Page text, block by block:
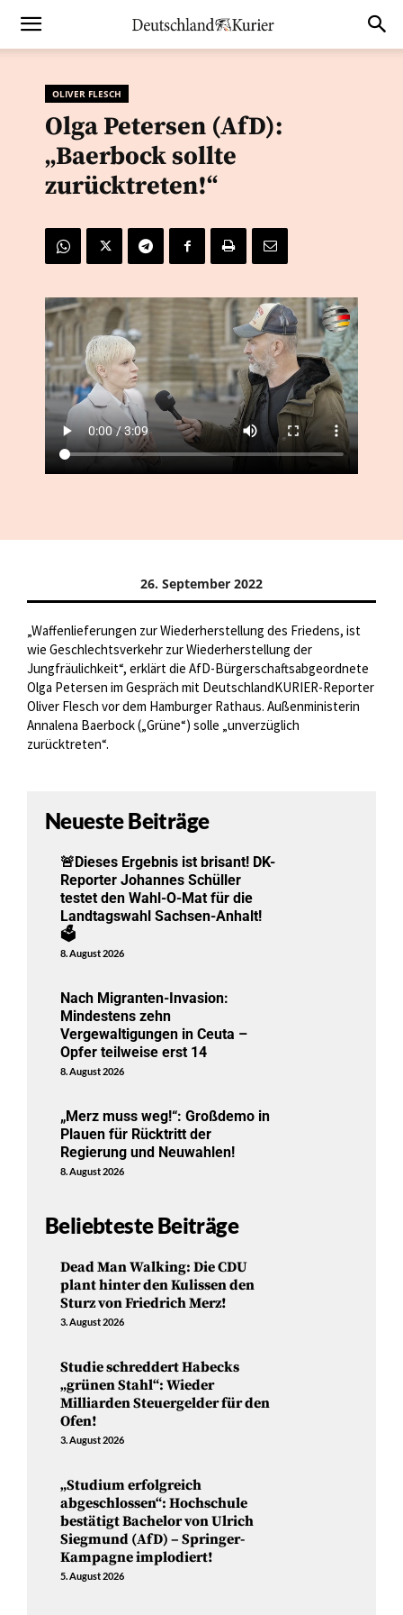
OLIVER FLESCH
Olga Petersen (AfD):
„Baerbock sollte
zurücktreten!“
26. September 2022
„Waffenlieferungen zur Wiederherstellung des Friedens, ist
wie Geschlechtsverkehr zur Wiederherstellung der
Jungfräulichkeit“, erklärt die AfD-Bürgerschaftsabgeordnete
Olga Petersen im Gespräch mit DeutschlandKURIER-Reporter
Oliver Flesch vor dem Hamburger Rathaus. Außenministerin
Annalena Baerbock („Grüne“) solle „unverzüglich
zurücktreten“.
Neueste Beiträge
🚨Dieses Ergebnis ist brisant! DK-
Reporter Johannes Schüller
testet den Wahl-O-Mat für die
Landtagswahl Sachsen-Anhalt!
🗳️
8. August 2026
Nach Migranten-Invasion:
Mindestens zehn
Vergewaltigungen in Ceuta –
Opfer teilweise erst 14
8. August 2026
„Merz muss weg!“: Großdemo in
Plauen für Rücktritt der
Regierung und Neuwahlen!
8. August 2026
Beliebteste Beiträge
Dead Man Walking: Die CDU
plant hinter den Kulissen den
Sturz von Friedrich Merz!
3. August 2026
Studie schreddert Habecks
„grünen Stahl“: Wieder
Milliarden Steuergelder für den
Ofen!
3. August 2026
„Studium erfolgreich
abgeschlossen“: Hochschule
bestätigt Bachelor von Ulrich
Siegmund (AfD) – Springer-
Kampagne implodiert!
5. August 2026